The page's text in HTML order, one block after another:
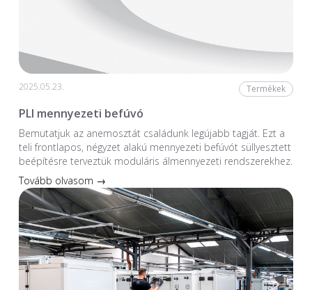
2025.05.23. Termékek
PLI mennyezeti befúvó
Bemutatjuk az anemosztát családunk legújabb tagját. Ezt a
teli frontlapos, négyzet alakú mennyezeti befúvót süllyesztett
beépítésre terveztük moduláris álmennyezeti rendszerekhez.
Tovább olvasom →